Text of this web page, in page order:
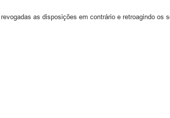
as disposições em contrário e retroagindo os